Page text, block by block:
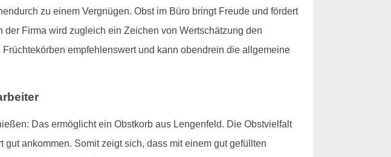
zu einem Vergnügen. Obst im Büro bringt Freude und fördert
Firma wird zugleich ein Zeichen von Wertschätzung den
empfehlenswert und kann obendrein die allgemeine
Das ermöglicht ein Obstkorb aus Lengenfeld. Die Obstvielfalt
ankommen. Somit zeigt sich, dass mit einem gut gefüllten